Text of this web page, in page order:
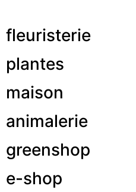
fleuristerie
plantes
maison
animalerie
greenshop
e-shop